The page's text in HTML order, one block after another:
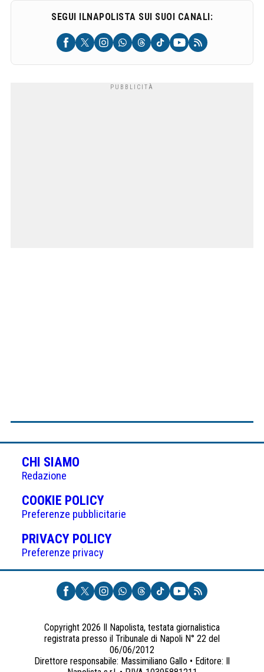
SEGUI ILNAPOLISTA SUI SUOI CANALI:
CHI SIAMO
Redazione
COOKIE POLICY(APRE
IN
UNA
NUOVA
Preferenze pubblicitarie
PRIVACY POLICY(APRE
UNA
NUOVA
SCHEDA)
Preferenze privacy
Copyright 2026 Il Napolista, testata giornalistica
registrata presso il Tribunale di Napoli N° 22 del
06/06/2012
Direttore responsabile: Massimiliano Gallo • Editore: Il